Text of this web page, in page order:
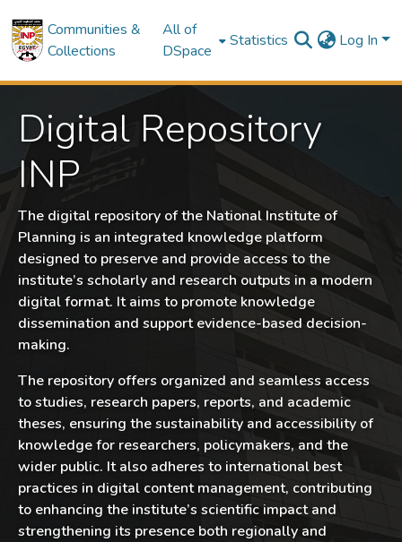
Communities &
Collections
All of
DSpace
Statistics Log In
Digital Repository
INP
The digital repository of the National Institute of
Planning is an integrated knowledge platform
designed to preserve and provide access to the
institute’s scholarly and research outputs in a modern
digital format. It aims to promote knowledge
dissemination and support evidence-based decision-
making.
The repository offers organized and seamless access
to studies, research papers, reports, and academic
theses, ensuring the sustainability and accessibility of
knowledge for researchers, policymakers, and the
wider public. It also adheres to international best
practices in digital content management, contributing
to enhancing the institute’s scientific impact and
strengthening its presence both regionally and